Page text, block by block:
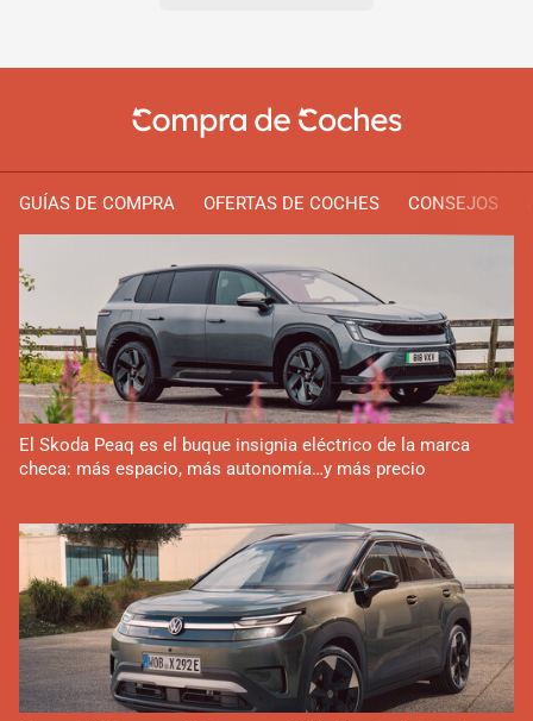
GUÍAS DE COMPRA OFERTAS DE COCHES CONSEJOS
El Skoda Peaq es el buque insignia eléctrico de la marca
checa: más espacio, más autonomía…y más precio